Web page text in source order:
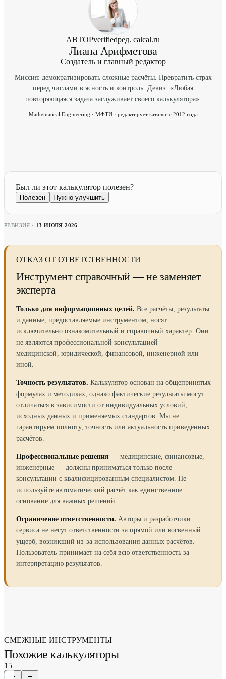
АВТОРverifiedред. calcal.ru
Лиана Арифметова
Создатель и главный редактор
Миссия: демократизировать сложные расчёты. Превратить страх
перед числами в ясность и контроль. Девиз: «Любая
повторяющаяся задача заслуживает своего калькулятора».
Mathematical Engineering · МФТИ · редактирует каталог с 2012 года
Был ли этот калькулятор полезен?
Полезен Нужно улучшить
РЕВИЗИЯ · 13 ИЮЛЯ 2026
ОТКАЗ ОТ ОТВЕТСТВЕННОСТИ
Инструмент справочный — не заменяет
эксперта
Только для информационных целей. Все расчёты, результаты
и данные, предоставляемые инструментом, носят
исключительно ознакомительный и справочный характер. Они
не являются профессиональной консультацией —
медицинской, юридической, финансовой, инженерной или
иной.
Точность результатов. Калькулятор основан на общепринятых
формулах и методиках, однако фактические результаты могут
отличаться в зависимости от индивидуальных условий,
исходных данных и применяемых стандартов. Мы не
гарантируем полноту, точность или актуальность приведённых
расчётов.
Профессиональные решения — медицинские, финансовые,
инженерные — должны приниматься только после
консультации с квалифицированным специалистом. Не
используйте автоматический расчёт как единственное
основание для важных решений.
Ограничение ответственности. Авторы и разработчики
сервиса не несут ответственности за прямой или косвенный
ущерб, возникший из-за использования данных расчётов.
Пользователь принимает на себя всю ответственность за
интерпретацию результатов.
СМЕЖНЫЕ ИНСТРУМЕНТЫ
Похожие калькуляторы
15
← →